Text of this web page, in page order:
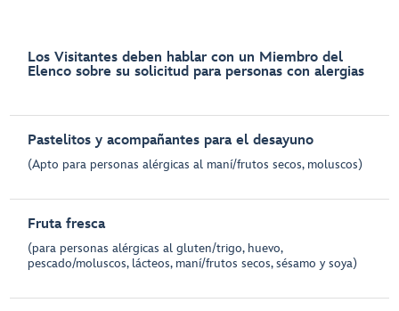
Los Visitantes deben hablar con un Miembro del
Elenco sobre su solicitud para personas con alergias
Pastelitos y acompañantes para el desayuno
(Apto para personas alérgicas al maní/frutos secos, moluscos)
Fruta fresca
(para personas alérgicas al gluten/trigo, huevo,
pescado/moluscos, lácteos, maní/frutos secos, sésamo y soya)